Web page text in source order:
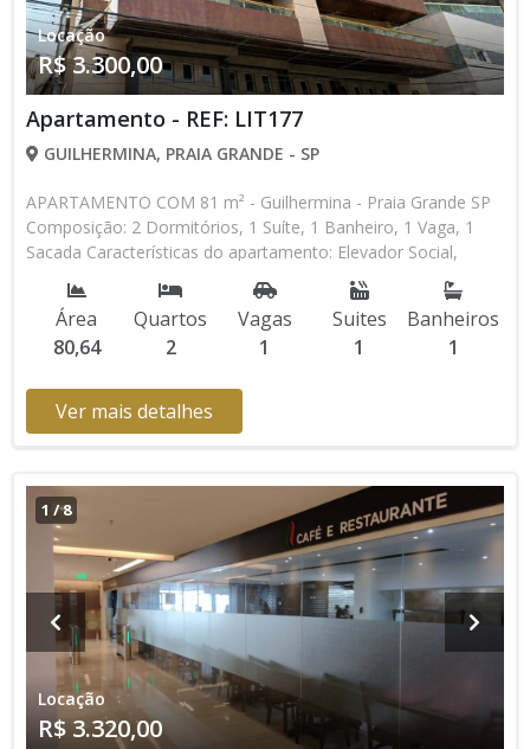
Locação
R$ 3.300,00
Apartamento - REF: LIT177
GUILHERMINA, PRAIA GRANDE - SP
APARTAMENTO COM 81 m² - Guilhermina - Praia Grande SP
Composição: 2 Dormitórios, 1 Suíte, 1 Banheiro, 1 Vaga, 1
Sacada Características do apartamento: Elevador Social,
Elevador de Serviço, Portaria 24h, Piscina, Salão de Jogos,
Salão de Festas * Os valores e disponibilidade podem ser
alterados sem prévio aviso. Favor verificar entrando em
contato com nossa equipe
Área
80,64
Quartos
2
Vagas
1
Suites
1
Banheiros
1
Ver mais detalhes
1 /8
Locação
R$ 3.320,00